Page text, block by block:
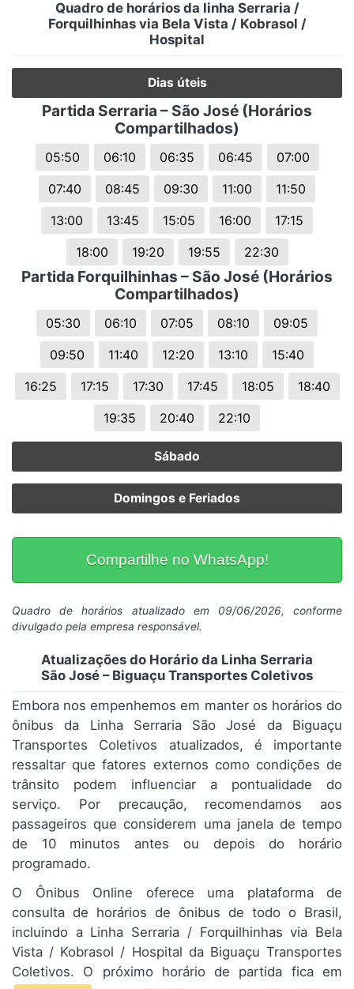
Quadro de horários da linha Serraria /
Forquilhinhas via Bela Vista / Kobrasol /
Hospital
Dias úteis
Partida Serraria – São José (Horários
Compartilhados)
05:50 06:10 06:35 06:45
07:00
07:40
08:45 09:30 11:00
11:50
13:00
13:45 15:05 16:00
17:15
18:00
19:20 19:55 22:30
Partida Forquilhinhas – São José (Horários
Compartilhados)
05:30 06:10 07:05 08:10
09:05
09:50
11:40 12:20 13:10
15:40
16:25
17:15 17:30 17:45 18:05
18:40
19:35
20:40 22:10
Sábado
Domingos e Feriados
Compartilhe no WhatsApp!
Quadro de horários atualizado em 09/06/2026, conforme
divulgado pela empresa responsável.
Atualizações do Horário da Linha Serraria
São José – Biguaçu Transportes Coletivos
Embora nos empenhemos em manter os horários do
ônibus da Linha Serraria São José da Biguaçu
Transportes Coletivos atualizados, é importante
ressaltar que fatores externos como condições de
trânsito podem influenciar a pontualidade do
serviço. Por precaução, recomendamos aos
passageiros que considerem uma janela de tempo
de 10 minutos antes ou depois do horário
programado.
O Ônibus Online oferece uma plataforma de
consulta de horários de ônibus de todo o Brasil,
incluindo a Linha Serraria / Forquilhinhas via Bela
Vista / Kobrasol / Hospital da Biguaçu Transportes
Coletivos. O próximo horário de partida fica em